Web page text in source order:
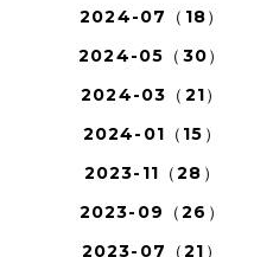
2024-07（18）
2024-05（30）
2024-03（21）
2024-01（15）
2023-11（28）
2023-09（26）
2023-07（21）